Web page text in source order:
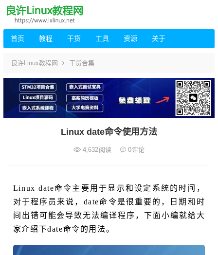
首页 教程 干货 工具 资源 关于
良许Linux教程网 干货合集
Linux date命令使用方法
4,632阅读 0评论
Linux date命令主要用于显示和设定系统的时间，
对于程序员来说，date命令是很重要的，日期和时
间出错可能会导致无法编译程序，下面小编就给大
家介绍下date命令的用法。